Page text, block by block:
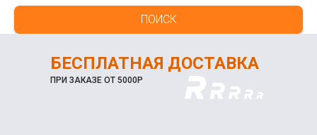
ПОИСК
БЕСПЛАТНАЯ ДОСТАВКА
ПРИ ЗАКАЗЕ ОТ 5000Р